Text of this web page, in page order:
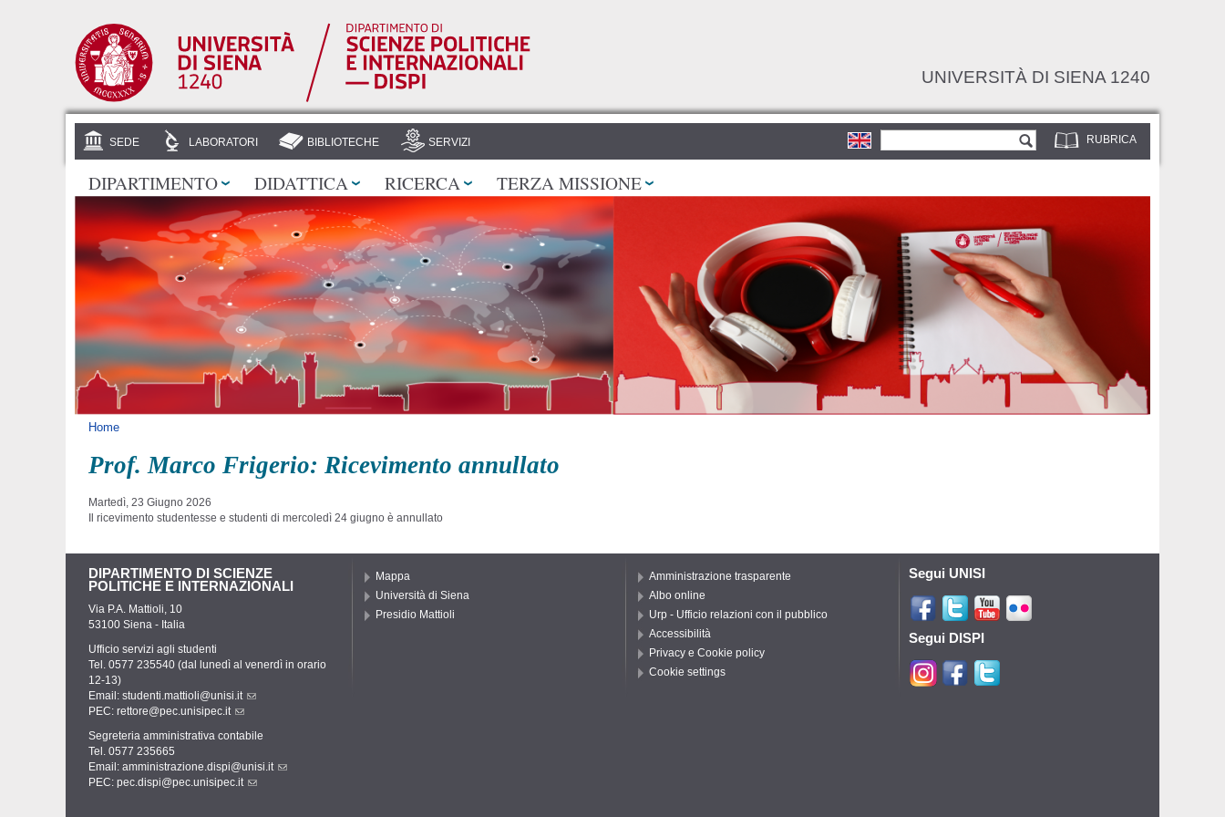
UNIVERSITÀ DI SIENA 1240
RUBRICA
Form di ricerca
SEDE LABORATORI BIBLIOTECHE SERVIZI
DIPARTIMENTO DIDATTICA RICERCA TERZA MISSIONE
Tu sei qui
Home
Prof. Marco Frigerio: Ricevimento annullato
Martedì, 23 Giugno 2026
Il ricevimento studentesse e studenti di mercoledì 24 giugno è annullato
DIPARTIMENTO DI SCIENZE
POLITICHE E INTERNAZIONALI
Via P.A. Mattioli, 10
53100 Siena - Italia
Ufficio servizi agli studenti
Tel. 0577 235540 (dal lunedì al venerdì in orario
12-13)
Email: studenti.mattioli@unisi.it
PEC: rettore@pec.unisipec.it
Segreteria amministrativa contabile
Tel. 0577 235665
Email: amministrazione.dispi@unisi.it
PEC: pec.dispi@pec.unisipec.it
Mappa
Università di Siena
Presidio Mattioli
Amministrazione trasparente
Albo online
Urp - Ufficio relazioni con il pubblico
Accessibilità
Privacy e Cookie policy
Cookie settings
Segui UNISI
Segui DISPI